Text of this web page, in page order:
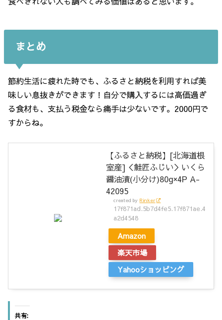
まとめ
節約生活に疲れた時でも、ふるさと納税を利用すれば美
味しい息抜きができます！自分で購入するには高価過ぎ
る食材も、支払う税金なら痛手は少ないです。2000円で
すからね。
【ふるさと納税】[北海道根
室産]＜鮭匠ふじい＞いくら
醤油漬(小分け)80g×4P A-
42095
created by Rinker
17f871ad.5b7d4fe5.17f871ae.4
a2d4548
Amazon
楽天市場
Yahooショッピング
共有: